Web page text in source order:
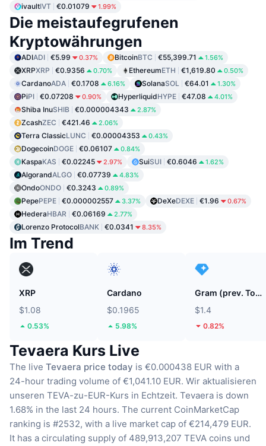
ivaultIVT €0.01079 1.99%
Die meistaufegrufenen
Kryptowährungen
ADIADI €5.99 0.37% BitcoinBTC €55,399.71 1.56%
XRPXRP €0.9356 0.70% EthereumETH €1,619.80 0.50%
CardanoADA €0.1708 6.16% SolanaSOL €64.01 1.30%
PiPI €0.07208 0.90% HyperliquidHYPE €47.08 4.01%
Shiba InuSHIB €0.000004343 2.87%
ZcashZEC €421.46 2.06%
Terra ClassicLUNC €0.00004353 0.43%
DogecoinDOGE €0.06107 0.84%
KaspaKAS €0.02245 2.97% SuiSUI €0.6046 1.62%
AlgorandALGO €0.07739 4.83%
OndoONDO €0.3243 0.89%
PepePEPE €0.000002557 3.37% DeXeDEXE €1.96 0.67%
HederaHBAR €0.06169 2.77%
Lorenzo ProtocolBANK €0.0341 8.35%
Im Trend
XRP
$1.08
0.53%
Cardano
$0.1965
5.98%
Gram (prev. Toncoin)
$1.4
0.82%
Tevaera Kurs Live
The live Tevaera price today is €0.000438 EUR with a
24-hour trading volume of €1,041.10 EUR. Wir aktualisieren
unseren TEVA-zu-EUR-Kurs in Echtzeit. Tevaera is down
1.68% in the last 24 hours. The current CoinMarketCap
ranking is #2532, with a live market cap of €214,479 EUR.
It has a circulating supply of 489,913,207 TEVA coins und